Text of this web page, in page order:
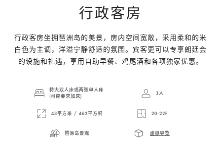
行政客房
行政客房坐拥琶洲岛的美景，房内空间宽敞，采用柔和的米
白色为主调，洋溢宁静舒适的氛围。宾客更可以专享朗廷会
的设施和礼遇，享用自助早餐、鸡尾酒和各项独家优惠。
特大双人床或两张单人床
(可应要求加床)
3人
43平方米 / 462平方呎 20-22F
琶洲岛景观 虚拟导览